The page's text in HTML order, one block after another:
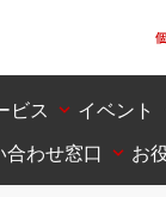
ビス
イベント
わせ窓口
お